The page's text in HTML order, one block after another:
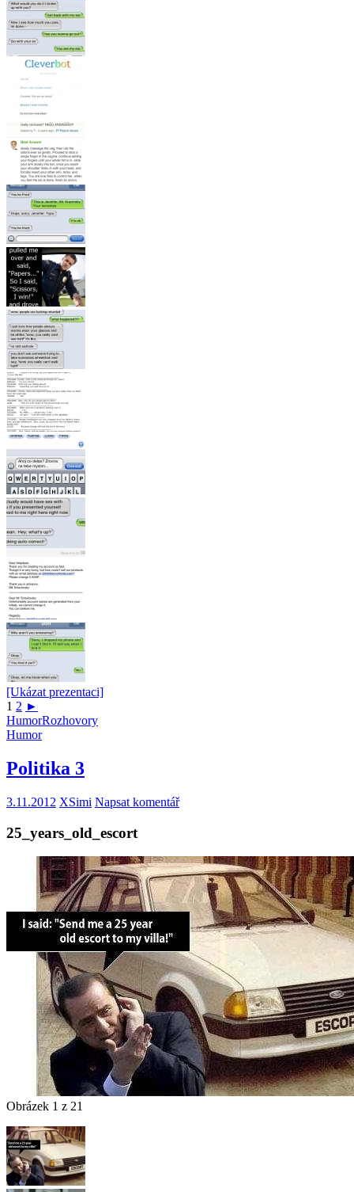
[Ukázat prezentaci]
1 2 ►
HumorRozhovory
Humor
Politika 3
3.11.2012 XSimi Napsat komentář
25_years_old_escort
Obrázek 1 z 21